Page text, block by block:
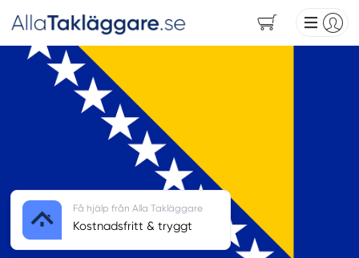
Få hjälp från Alla Takläggare
Kostnadsfritt & tryggt